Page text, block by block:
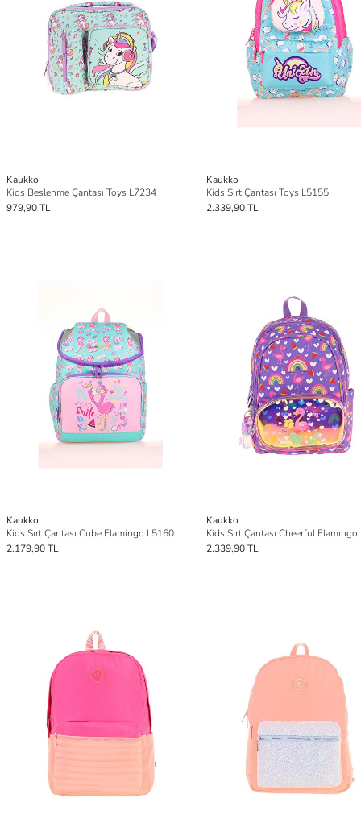
Kaukko
Kids Beslenme Çantası Toys L7234
979,90 TL
Kaukko
Kids Sırt Çantası Toys L5155
2.339,90 TL
Kaukko
Kids Sırt Çantası Cube Flamingo L5160
2.179,90 TL
Kaukko
Kids Sırt Çantası Cheerful
2.339,90 TL